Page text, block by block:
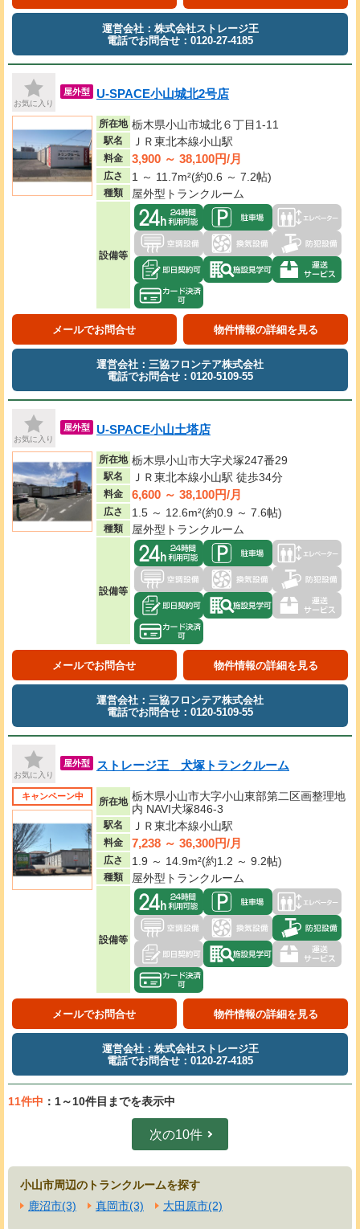
運営会社：株式会社ストレージ王
電話でお問合せ：0120-27-4185
お気に入り
屋外型 U-SPACE小山城北2号店
所在地 栃木県小山市城北６丁目1-11
駅名 ＪＲ東北本線小山駅
料金 3,900 ～ 38,100円/月
広さ 1 ～ 11.7m²(約0.6 ～ 7.2帖)
種類 屋外型トランクルーム
設備等
メールでお問合せ 物件情報の詳細を見る
運営会社：三協フロンテア株式会社
電話でお問合せ：0120-5109-55
お気に入り
屋外型 U-SPACE小山土塔店
所在地 栃木県小山市大字犬塚247番29
駅名 ＪＲ東北本線小山駅 徒歩34分
料金 6,600 ～ 38,100円/月
広さ 1.5 ～ 12.6m²(約0.9 ～ 7.6帖)
種類 屋外型トランクルーム
設備等
メールでお問合せ 物件情報の詳細を見る
運営会社：三協フロンテア株式会社
電話でお問合せ：0120-5109-55
お気に入り
屋外型 ストレージ王 犬塚トランクルーム
キャンペーン中 所在地 栃木県小山市大字小山東部第二区画整理地
内 NAVI犬塚846-3
駅名 ＪＲ東北本線小山駅
料金 7,238 ～ 36,300円/月
広さ 1.9 ～ 14.9m²(約1.2 ～ 9.2帖)
種類 屋外型トランクルーム
設備等
メールでお問合せ 物件情報の詳細を見る
運営会社：株式会社ストレージ王
電話でお問合せ：0120-27-4185
11件中 ：1～10件目までを表示中
次の10件
小山市周辺のトランクルームを探す
鹿沼市(3)
真岡市(3) 大田原市(2)